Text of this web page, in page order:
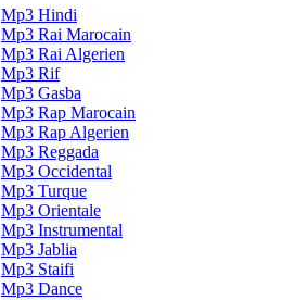
Mp3 Hindi
Mp3 Rai Marocain
Mp3 Rai Algerien
Mp3 Rif
Mp3 Gasba
Mp3 Rap Marocain
Mp3 Rap Algerien
Mp3 Reggada
Mp3 Occidental
Mp3 Turque
Mp3 Orientale
Mp3 Instrumental
Mp3 Jablia
Mp3 Staifi
Mp3 Dance